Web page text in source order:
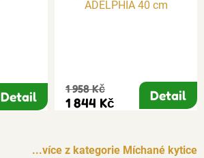
Detail 1 958 Kč
1 844 Kč Detail
...více z kategorie Míchané kytice